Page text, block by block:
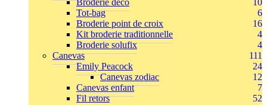
Broderie déco
10
Tot-bag
6
Broderie point de croix
16
Kit broderie traditionnelle
4
Broderie solufix
4
Canevas
111
Emily Peacock
24
Canevas zodiac
12
Canevas enfant
7
Fil retors
52